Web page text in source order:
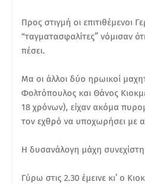
Προς στιγμή οι επιτιθέμενοι
“ταγματασφαλίτες” νόμισαν
πέσει.
Μα οι άλλοι δύο ηρωικοί
Φολτόπουλος και Θάνος
18 χρόνων), είχαν ακόμα
τον εχθρό να υποχωρήσει με
Η δυσανάλογη μάχη
Γύρω στις 2.30 έμεινε κι’ ο